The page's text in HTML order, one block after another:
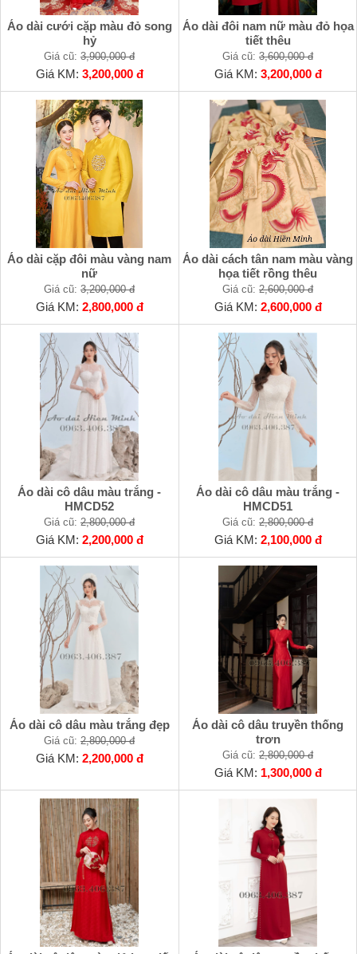
Áo dài cưới cặp màu đỏ song
hỷ
Giá cũ: 3,900,000 đ
Giá KM: 3,200,000 đ
Áo dài đôi nam nữ màu đỏ họa
tiết thêu
Giá cũ: 3,600,000 đ
Giá KM: 3,200,000 đ
Áo dài cặp đôi màu vàng nam
nữ
Giá cũ: 3,200,000 đ
Giá KM: 2,800,000 đ
Áo dài cách tân nam màu vàng
họa tiết rồng thêu
Giá cũ: 2,600,000 đ
Giá KM: 2,600,000 đ
Áo dài cô dâu màu trắng -
HMCD52
Giá cũ: 2,800,000 đ
Giá KM: 2,200,000 đ
Áo dài cô dâu màu trắng -
HMCD51
Giá cũ: 2,800,000 đ
Giá KM: 2,100,000 đ
Áo dài cô dâu màu trắng đẹp
Giá cũ: 2,800,000 đ
Giá KM: 2,200,000 đ
Áo dài cô dâu truyền thống
trơn
Giá cũ: 2,800,000 đ
Giá KM: 1,300,000 đ